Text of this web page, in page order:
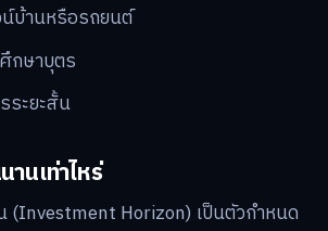
น์บ้านหรือรถยนต์
กษาบุตร
ระยะสั้น
านเท่าไหร่
(Investment Horizon) เป็นตัวกำหนด